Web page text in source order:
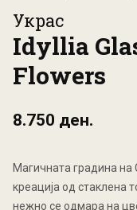
Украс
Idyllia
Flowers
8.750 ден.
Магичната градина
креација од стаклена
нежно се одмара на